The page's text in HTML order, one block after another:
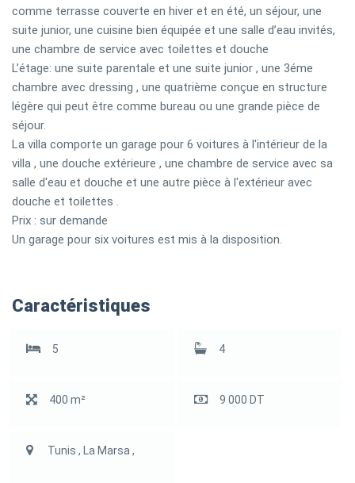
comme terrasse couverte en hiver et en été, un séjour, une
suite junior, une cuisine bien équipée et une salle d’eau invités,
une chambre de service avec toilettes et douche
L’étage: une suite parentale et une suite junior , une 3éme
chambre avec dressing , une quatrième conçue en structure
légère qui peut être comme bureau ou une grande pièce de
séjour.
La villa comporte un garage pour 6 voitures à l'intérieur de la
villa , une douche extérieure , une chambre de service avec sa
salle d'eau et douche et une autre pièce à l'extérieur avec
douche et toilettes .
Prix : sur demande
Un garage pour six voitures est mis à la disposition.
Caractéristiques
5 4
400 m² 9 000 DT
Tunis , La Marsa ,